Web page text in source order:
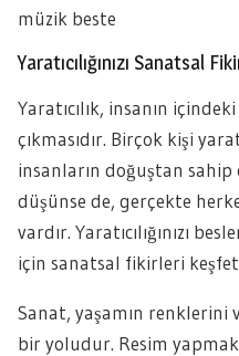
müzik beste
Yaratıcılığınızı Sanatsal
Yaratıcılık, insanın
çıkmasıdır. Birçok kişi
insanların doğuştan
düşünse de, gerçekte
vardır. Yaratıcılığınızı
için sanatsal fikirleri
Sanat, yaşamın renklerini
bir yoludur. Resim